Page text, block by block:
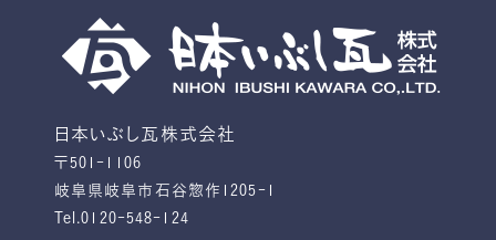
日本いぶし瓦株式会社
〒501-1106
岐阜県岐阜市石谷惣作1205-1
Tel.0120-548-124